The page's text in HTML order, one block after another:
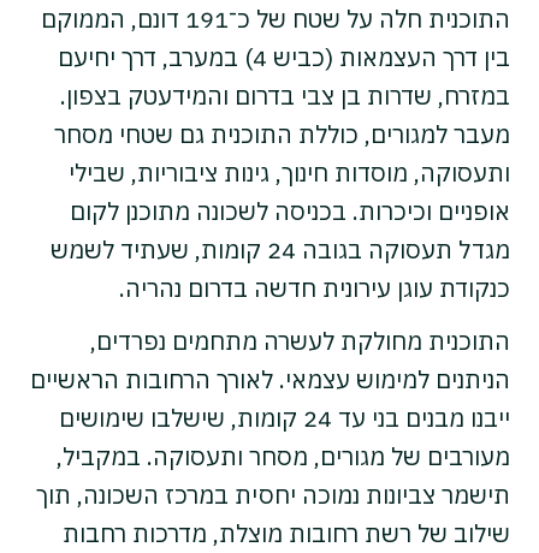
התוכנית חלה על שטח של כ־191 דונם, הממוקם
בין דרך העצמאות (כביש 4) במערב, דרך יחיעם
במזרח, שדרות בן צבי בדרום והמידעטק בצפון.
מעבר למגורים, כוללת התוכנית גם שטחי מסחר
ותעסוקה, מוסדות חינוך, גינות ציבוריות, שבילי
אופניים וכיכרות. בכניסה לשכונה מתוכנן לקום
מגדל תעסוקה בגובה 24 קומות, שעתיד לשמש
כנקודת עוגן עירונית חדשה בדרום נהריה.
התוכנית מחולקת לעשרה מתחמים נפרדים,
הניתנים למימוש עצמאי. לאורך הרחובות הראשיים
ייבנו מבנים בני עד 24 קומות, שישלבו שימושים
מעורבים של מגורים, מסחר ותעסוקה. במקביל,
תישמר צביונות נמוכה יחסית במרכז השכונה, תוך
שילוב של רשת רחובות מוצלת, מדרכות רחבות